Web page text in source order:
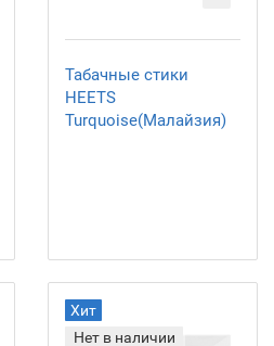
Табачные стики
HEETS
Turquoise(Малайзия)
Хит
Нет в наличии